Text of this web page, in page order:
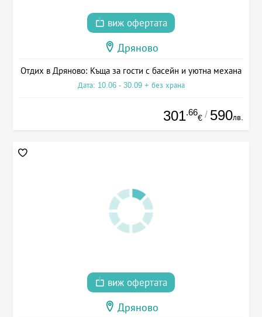
виж офертата
Дряново
Отдих в Дряново: Къща за гости с басейн и уютна механа
Дата: 10.06 - 30.09 + без храна
301.66
€ / 590лв.
виж офертата
Дряново